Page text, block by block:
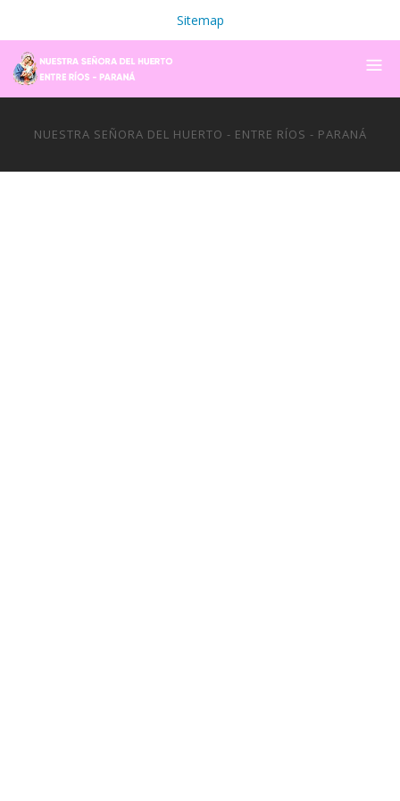
Sitemap
NUESTRA SEÑORA DEL HUERTO - ENTRE RÍOS - PARANÁ